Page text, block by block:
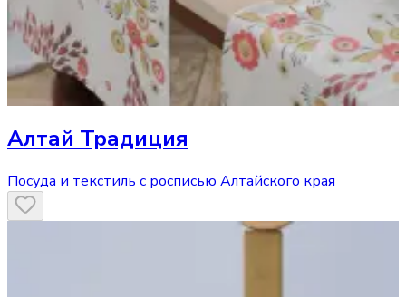
Алтай Традиция
Посуда и текстиль с росписью Алтайского края